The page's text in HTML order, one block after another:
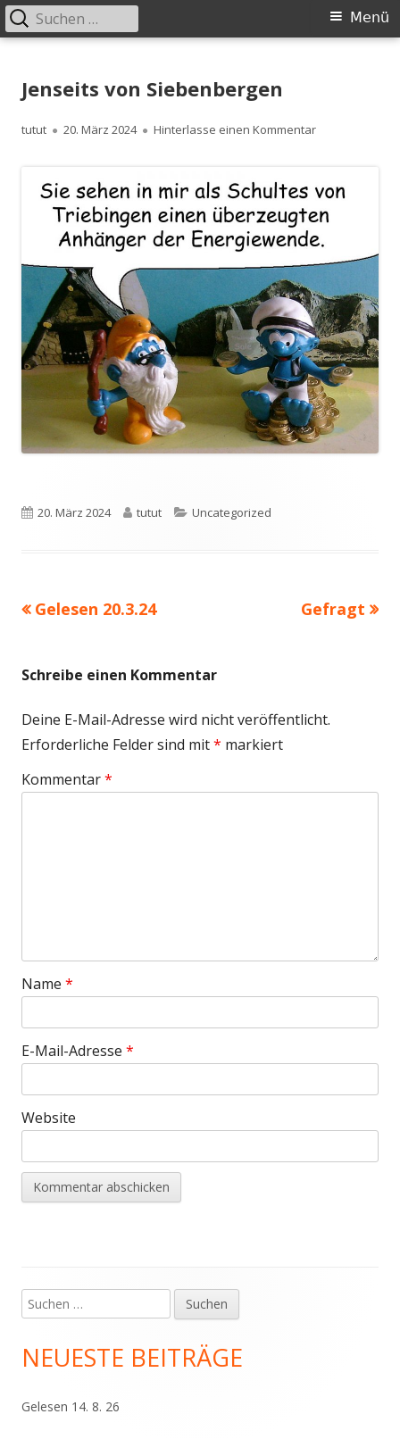
zum
Inhalt
Primäres
Menü
Suchen
nach:
Jenseits von Siebenbergen
Autor
tutut
Veröffentlicht
20. März 2024 Hinterlasse einen Kommentarzu Jenseits
Veröffentlicht
20. März 2024 Autor
tutut Kategorien
Uncategorized
Beitragsnavigation
Vorheriger
Gelesen 20.3.24
Nächster
Gefragt
Schreibe einen Kommentar
Deine E-Mail-Adresse wird nicht veröffentlicht.
Erforderliche Felder sind mit* markiert
Kommentar*
Name *
E-Mail-Adresse *
Website
Haupt-
Seitenleiste
Suchen
nach:
NEUESTE BEITRÄGE
Gelesen 14. 8. 26